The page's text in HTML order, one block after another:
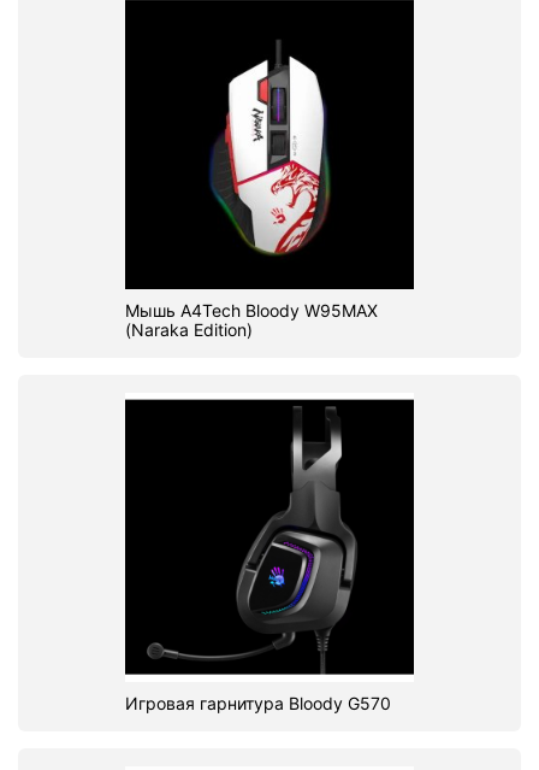
Мышь A4Tech Bloody W95MAX
(Naraka Edition)
Игровая гарнитура Bloody G570